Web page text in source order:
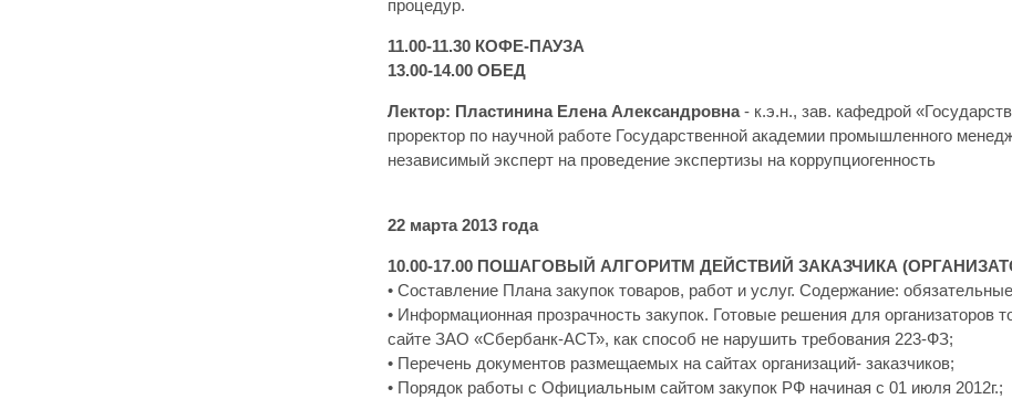
процедур.
11.00-11.30 КОФЕ-ПАУЗА
13.00-14.00 ОБЕД
Лектор: Пластинина Елена Александровна- к.э.н., зав. кафедрой
проректор по научной работе Государственной академии промышленного
независимый эксперт на проведение экспертизы на коррупциогенность
22 марта 2013 года
10.00-17.00 ПОШАГОВЫЙ АЛГОРИТМ ДЕЙСТВИЙ ЗАКАЗЧИКА
• Составление Плана закупок товаров, работ и услуг. Содержание:
• Информационная прозрачность закупок. Готовые решения для организаторов
сайте ЗАО «Сбербанк-АСТ», как способ не нарушить требования 223-ФЗ;
• Перечень документов размещаемых на сайтах организаций- заказчиков;
• Порядок работы с Официальным сайтом закупок РФ начиная с 01 июля 2012г.;